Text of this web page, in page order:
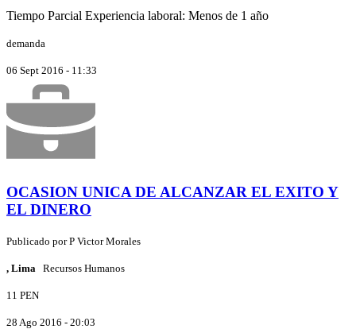
Tiempo Parcial Experiencia laboral: Menos de 1 año
demanda
06 Sept 2016 - 11:33
OCASION UNICA DE ALCANZAR EL EXITO Y
EL DINERO
Publicado porP Victor Morales
, Lima Recursos Humanos
11 PEN
28 Ago 2016 - 20:03